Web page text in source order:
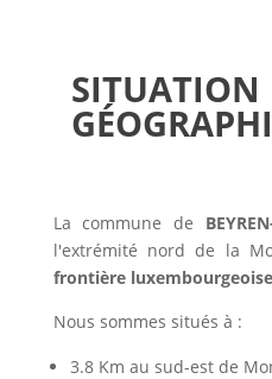
SITUATION
La commune de
l'extrémité nord de la
frontière
Nous sommes situés à :
3.8 Km au sud-est de